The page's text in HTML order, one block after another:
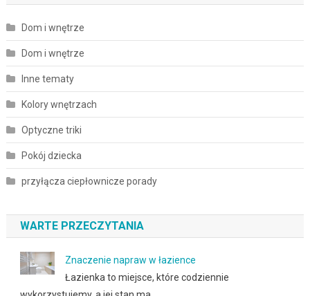
Dom i wnętrze
Dom i wnętrze
Inne tematy
Kolory wnętrzach
Optyczne triki
Pokój dziecka
przyłącza ciepłownicze porady
WARTE PRZECZYTANIA
Znaczenie napraw w łazience
Łazienka to miejsce, które codziennie